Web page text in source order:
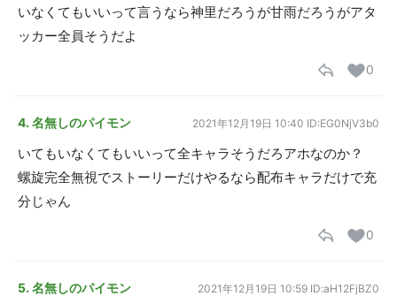
いなくてもいいって言うなら神里だろうが甘雨だろうがアタ
ッカー全員そうだよ
0
4. 名無しのパイモン 2021年12月19日 10:40 ID:EG0NjV3b0
いてもいなくてもいいって全キャラそうだろアホなのか？
螺旋完全無視でストーリーだけやるなら配布キャラだけで充
分じゃん
0
5. 名無しのパイモン 2021年12月19日 10:59 ID:aH12FjBZ0